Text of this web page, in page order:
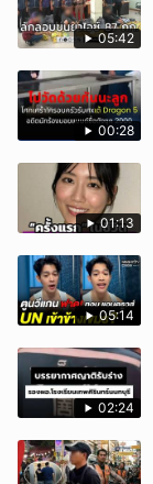
05:42
00:28
01:13
05:14
02:24